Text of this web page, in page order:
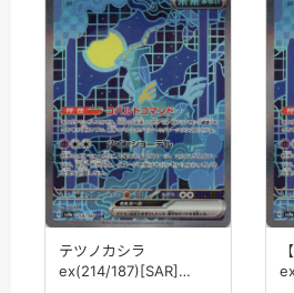
テツノカシラ
ex(214/187)[SAR]